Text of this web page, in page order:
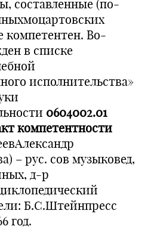
составленные (по-
компетентен. Во-
в списке
исполнительства»
0604002.01
компетентности
– рус. сов музыковед,
д-р
Б.С.Штейнпресс
год.